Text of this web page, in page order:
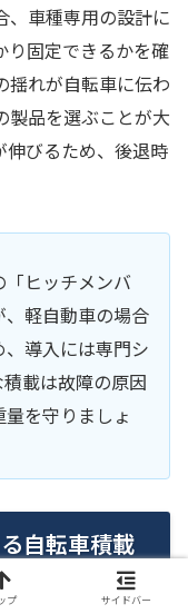
、車種専用の設計に
り固定できるかを確
揺れが自転車に伝わ
製品を選ぶことが大
伸びるため、後退時
ヒッチメンバ
軽自動車の場合
導入には専門シ
載は故障の原因
を守りましょ
自転車積載
プ サイドバー